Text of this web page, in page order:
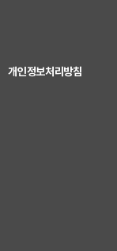
개인정보처리방침